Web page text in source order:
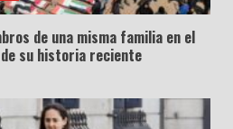
de una misma familia en el
su historia reciente